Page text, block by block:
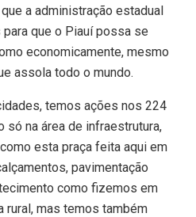
a administração estadual
que o Piauí possa se
economicamente, mesmo
assola todo o mundo.
temos ações nos 224
só na área de infraestrutura,
esta praça feita aqui em
pavimentação
como fizemos em
rural, mas temos também